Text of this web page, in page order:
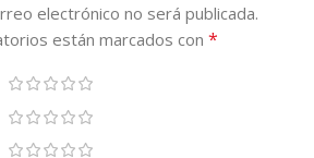
electrónico no será publicada.
están marcados con *